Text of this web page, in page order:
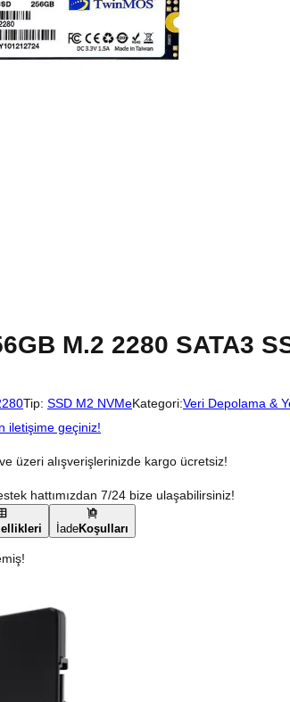
M.2 2280 SATA3
Tip: SSD M2 NVMeKategori:Veri Depolama &
iletişime geçiniz!
üzeri alışverişlerinizde kargo ücretsiz!
hattımızdan 7/24 bize ulaşabilirsiniz!
İadeKoşulları